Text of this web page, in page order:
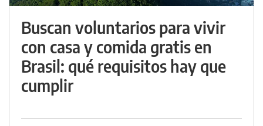
Buscan voluntarios para vivir
con casa y comida gratis en
Brasil: qué requisitos hay que
cumplir